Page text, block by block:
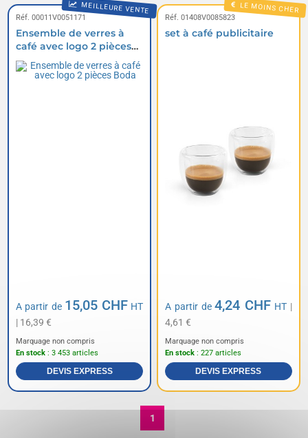
MEILLEURE VENTE
Réf. 00011V0051171
Ensemble de verres à
café avec logo 2 pièces
Boda
A partir de 15,05 CHF HT
| 16,39 €
Marquage non compris
En stock : 3 453 articles
DEVIS EXPRESS
LE MOINS CHER
Réf. 01408V0085823
set à café publicitaire
A partir de4,24 CHF HT |
4,61 €
Marquage non compris
En stock : 227 articles
DEVIS EXPRESS
1